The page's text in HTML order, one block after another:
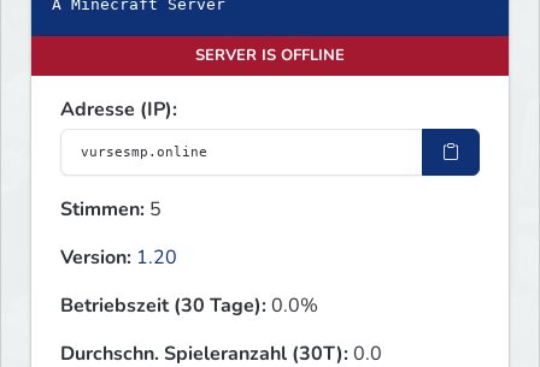
A Minecraft Server
SERVER IS OFFLINE
Adresse (IP):
Stimmen: 5
Version: 1.20
Betriebszeit (30 Tage):0.0%
Durchschn. Spieleranzahl (30T):0.0